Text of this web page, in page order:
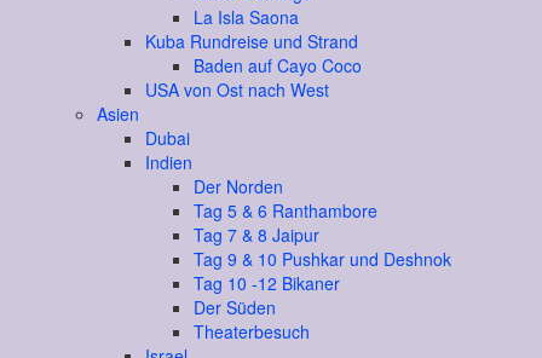
La Isla Saona
Kuba Rundreise und Strand
Baden auf Cayo Coco
USA von Ost nach West
Asien
Dubai
Indien
Der Norden
Tag 5 & 6 Ranthambore
Tag 7 & 8 Jaipur
Tag 9 & 10 Pushkar und Deshnok
Tag 10 -12 Bikaner
Der Süden
Theaterbesuch